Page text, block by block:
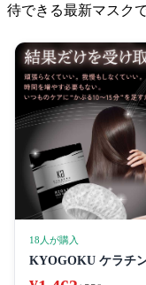
待できる最新マスク
18人が購入
KYOGOKU ケラチ